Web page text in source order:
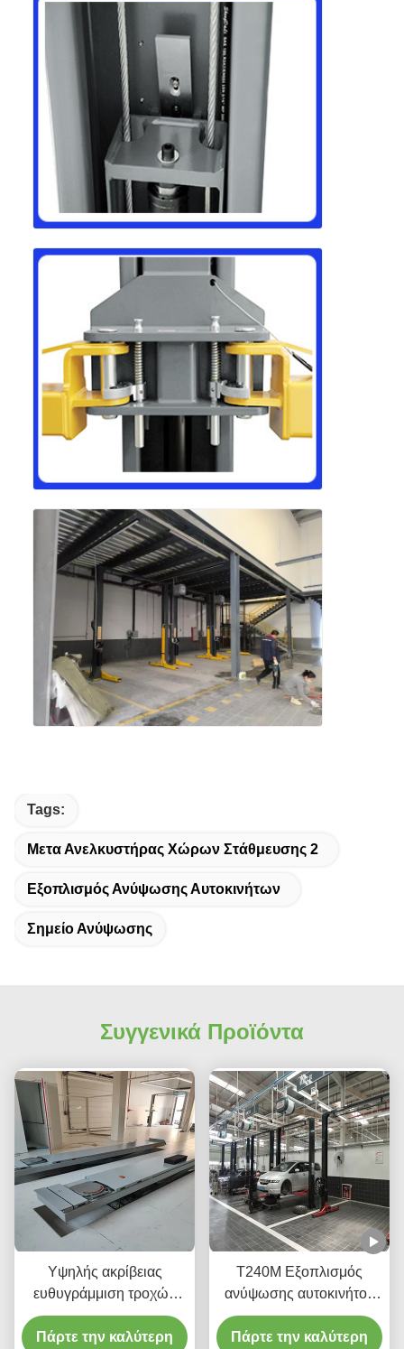
Tags:
Μετα Ανελκυστήρας Χώρων Στάθμευσης 2
Εξοπλισμός Ανύψωσης Αυτοκινήτων
Σημείο Ανύψωσης
Συγγενικά Προϊόντα
Υψηλής ακρίβειας
ευθυγράμμιση τροχών
Αλεξίπτωτο T400D
4000kg χωρητικότητα για
Πάρτε την καλύτερη
Τ240Μ Εξοπλισμός
ανύψωσης αυτοκινήτου
με δύο στύλους κιβωτίου
με προηγμένη τεχνολογία
Πάρτε την καλύτερη